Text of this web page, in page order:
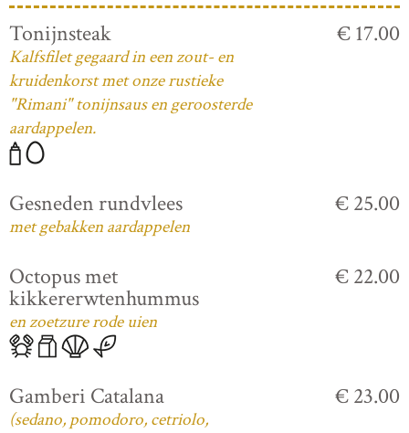
Tonijnsteak
Kalfsfilet gegaard in een zout- en
kruidenkorst met onze rustieke
"Rimani" tonijnsaus en geroosterde
aardappelen.
€ 17.00
Gesneden rundvlees
met gebakken aardappelen
€ 25.00
Octopus met
kikkererwtenhummus
en zoetzure rode uien
€ 22.00
Gamberi Catalana
(sedano, pomodoro, cetriolo,
€ 23.00